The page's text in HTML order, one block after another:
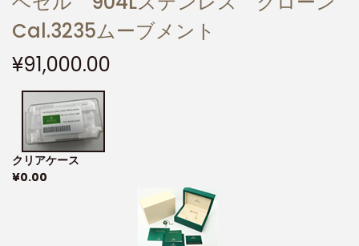
Cal.3235ムーブメント
¥91,000.00
クリアケース
¥0.00